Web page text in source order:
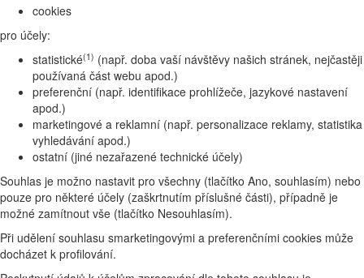
cookies
pro účely:
statistické(1) (např. doba vaší návštěvy našich stránek, nejčastěji
používaná část webu apod.)
preferenční (např. identifikace prohlížeče, jazykové nastavení
apod.)
marketingové a reklamní (např. personalizace reklamy, statistika
vyhledávání apod.)
ostatní (jiné nezařazené technické účely)
Souhlas je možno nastavit pro všechny (tlačítko Ano, souhlasím) nebo
pouze pro některé účely (zaškrtnutím příslušné části), případně je
možné zamítnout vše (tlačítko Nesouhlasím).
Při udělení souhlasu smarketingovými a preferenčními cookies může
docházet k profilování.